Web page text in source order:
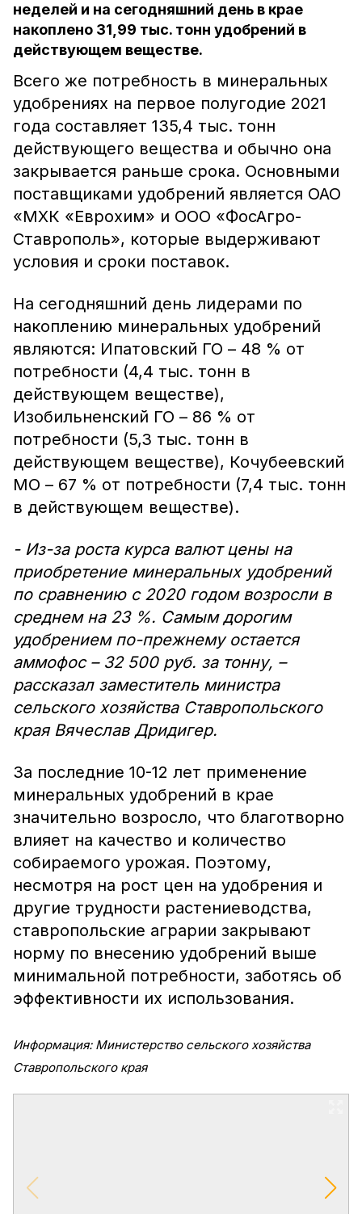
неделей и на сегодняшний день в крае
накоплено 31,99 тыс. тонн удобрений в
действующем веществе.
Всего же потребность в минеральных
удобрениях на первое полугодие 2021
года составляет 135,4 тыс. тонн
действующего вещества и обычно она
закрывается раньше срока. Основными
поставщиками удобрений является ОАО
«МХК «Еврохим» и ООО «ФосАгро-
Ставрополь», которые выдерживают
условия и сроки поставок.
На сегодняшний день лидерами по
накоплению минеральных удобрений
являются: Ипатовский ГО – 48 % от
потребности (4,4 тыс. тонн в
действующем веществе),
Изобильненский ГО – 86 % от
потребности (5,3 тыс. тонн в
действующем веществе), Кочубеевский
МО – 67 % от потребности (7,4 тыс. тонн
в действующем веществе).
- Из-за роста курса валют цены на
приобретение минеральных удобрений
по сравнению с 2020 годом возросли в
среднем на 23 %. Самым дорогим
удобрением по-прежнему остается
аммофос – 32 500 руб. за тонну, –
рассказал заместитель министра
сельского хозяйства Ставропольского
края Вячеслав Дридигер.
За последние 10-12 лет применение
минеральных удобрений в крае
значительно возросло, что благотворно
влияет на качество и количество
собираемого урожая. Поэтому,
несмотря на рост цен на удобрения и
другие трудности растениеводства,
ставропольские аграрии закрывают
норму по внесению удобрений выше
минимальной потребности, заботясь об
эффективности их использования.
Информация: Министерство сельского хозяйства
Ставропольского края